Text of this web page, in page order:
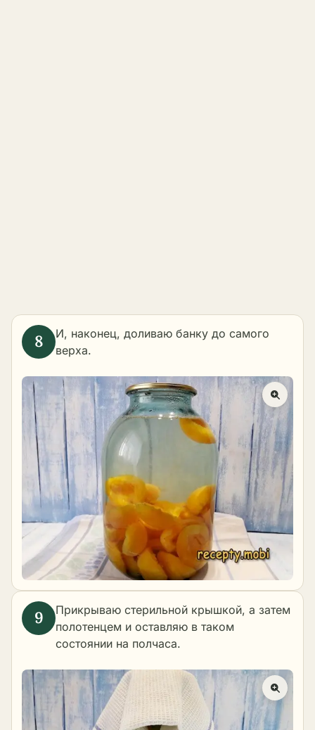
И, наконец, доливаю банку до самого
верха.
Прикрываю стерильной крышкой, а затем
полотенцем и оставляю в таком
состоянии на полчаса.